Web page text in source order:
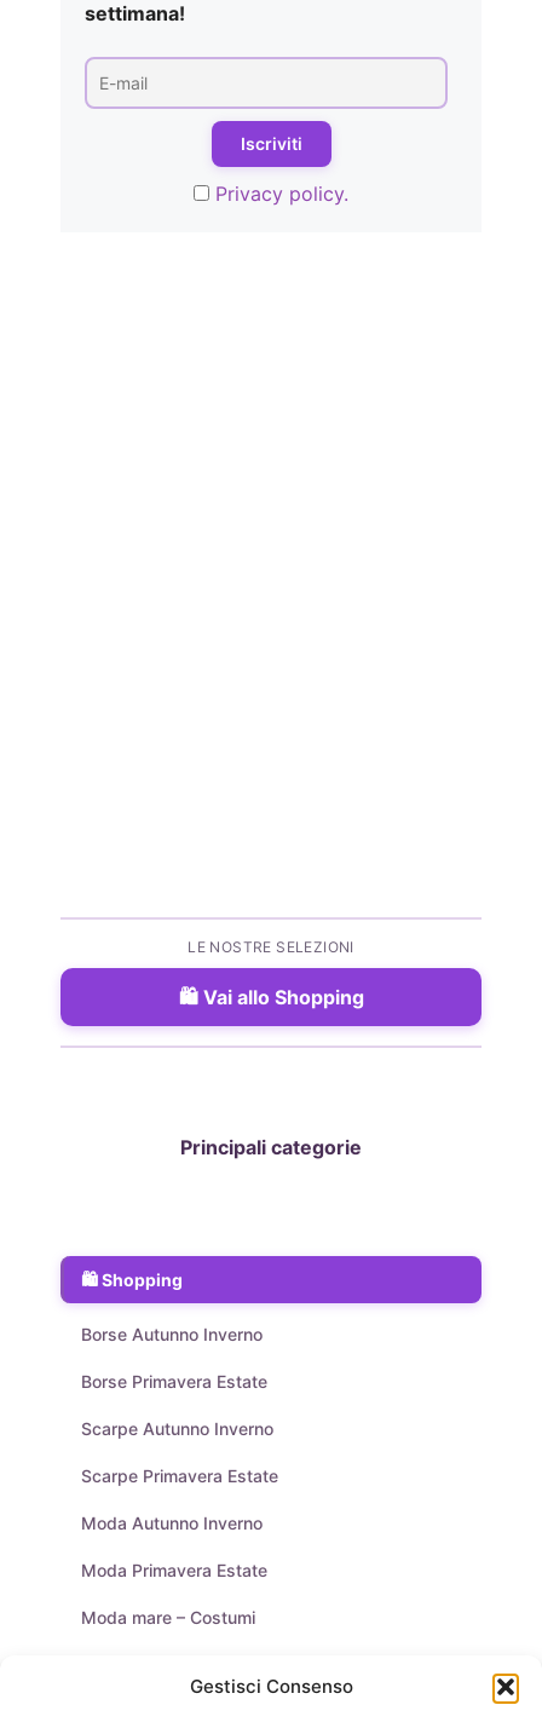
Gestisci Consenso
settimana!
Privacy policy.
LE NOSTRE SELEZIONI
Vai allo Shopping
Principali categorie
Shopping
Borse Autunno Inverno
Borse Primavera Estate
Scarpe Autunno Inverno
Scarpe Primavera Estate
Moda Autunno Inverno
Moda Primavera Estate
Moda mare – Costumi